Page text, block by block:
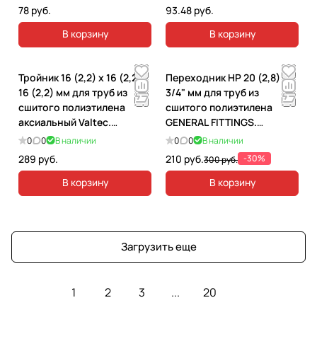
78 руб.
В корзину
93.48 руб.
В корзину
Тройник 16 (2,2) х 16 (2,2) х
16 (2,2) мм для труб из
сшитого полиэтилена
аксиальный Valtec.
VTm.431.G.161616
0 0 В наличии
289 руб.
В корзину
Переходник НР 20 (2,8) x
3/4" мм для труб из
сшитого полиэтилена
GENERAL FITTINGS.
340001H052028A
0 0 В наличии
210 руб.300 руб. -30%
В корзину
Загрузить еще
1 2 3 ... 20